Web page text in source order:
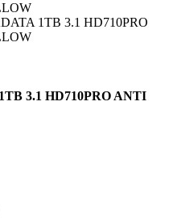
3.1 HD710PRO ANTI